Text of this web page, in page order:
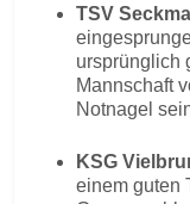
TSV
ursprünglich
Mannschaft
Notnagel
KSG
einem guten